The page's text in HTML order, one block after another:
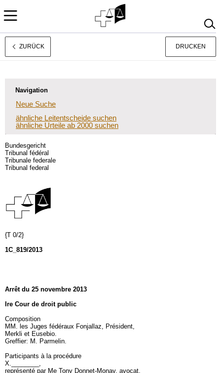
Français
ZURÜCK DRUCKEN
Navigation
Neue Suche
ähnliche Leitentscheide suchen
ähnliche Urteile ab 2000 suchen
Bundesgericht
Tribunal fédéral
Tribunale federale
Tribunal federal
{T 0/2}
1C_819/2013
Arrêt du 25 novembre 2013
Ire Cour de droit public
Composition
MM. les Juges fédéraux Fonjallaz, Président,
Merkli et Eusebio.
Greffier: M. Parmelin.
Participants à la procédure
X.________,
représenté par Me Tony Donnet-Monay, avocat,